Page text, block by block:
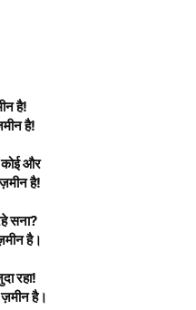
है!
है!
कोई और
है!
सना?
है।
रहा!
ज़मीन है।